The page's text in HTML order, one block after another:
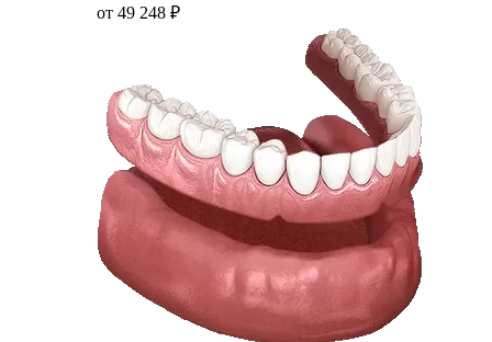
от 49 248 ₽